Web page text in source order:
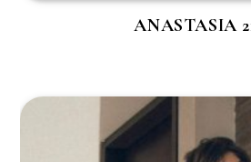
ANASTASIA